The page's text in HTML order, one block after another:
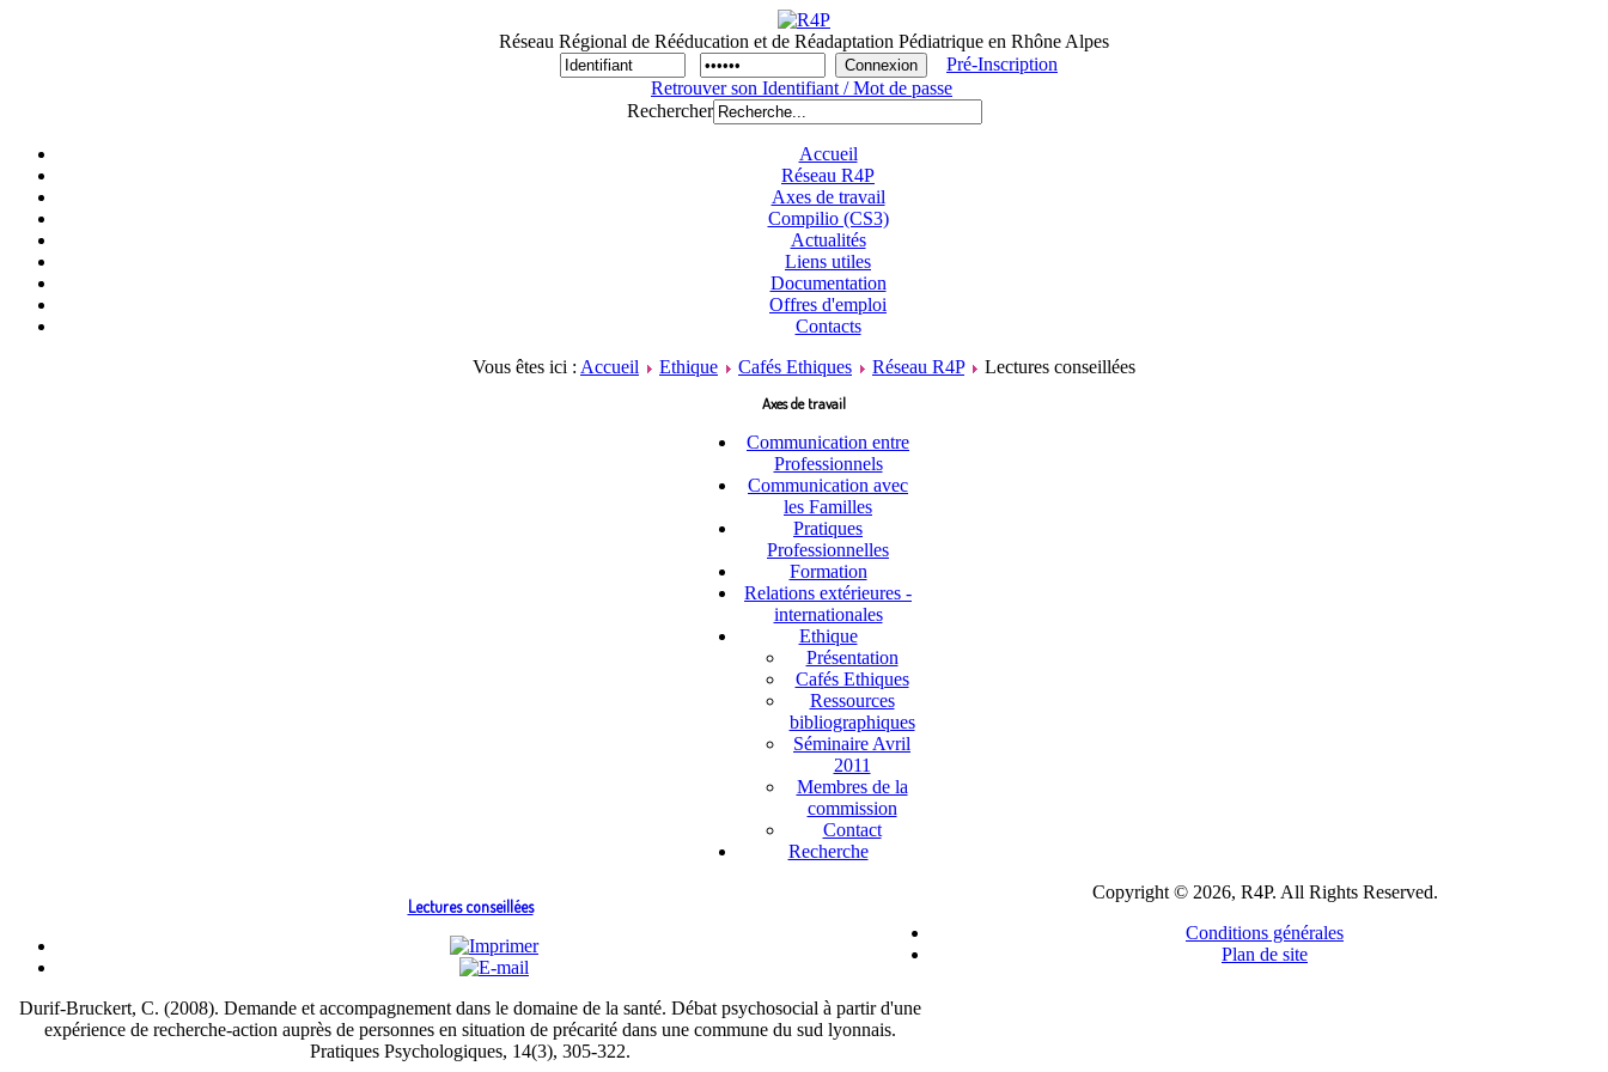
Réseau Régional de Rééducation et de Réadaptation Pédiatrique en Rhône Alpes
Pré-Inscription
Retrouver son Identifiant / Mot de passe
Rechercher
Accueil
Réseau R4P
Axes de travail
Compilio (CS3)
Actualités
Liens utiles
Documentation
Offres d'emploi
Contacts
Vous êtes ici : Accueil Ethique Cafés Ethiques Réseau R4P Lectures conseillées
Axes de travail
Communication entre
Professionnels
Communication avec
les Familles
Pratiques
Professionnelles
Formation
Relations extérieures -
internationales
Ethique
Présentation
Cafés Ethiques
Ressources
bibliographiques
Séminaire Avril
2011
Membres de la
commission
Contact
Recherche
Lectures conseillées
Durif-Bruckert, C. (2008). Demande et accompagnement dans le domaine de la santé. Débat psychosocial à partir d'une
expérience de recherche-action auprès de personnes en situation de précarité dans une commune du sud lyonnais.
Pratiques Psychologiques, 14(3), 305-322.
Copyright © 2026, R4P. All Rights Reserved.
Conditions générales
Plan de site